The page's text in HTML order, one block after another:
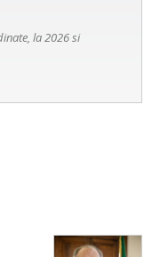
la 2026 si